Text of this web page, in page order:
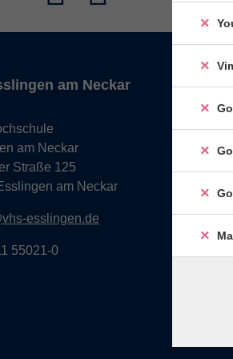
am Neckar
am Neckar
Straße 125
am Neckar
esslingen.de
55021-0